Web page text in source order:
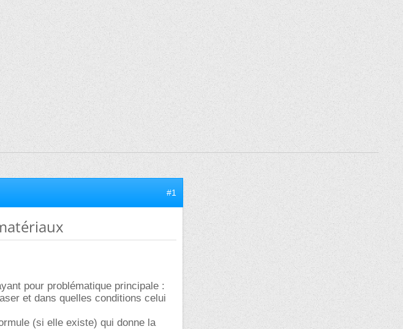
#1
pour problématique principale :
et dans quelles conditions celui
(si elle existe) qui donne la